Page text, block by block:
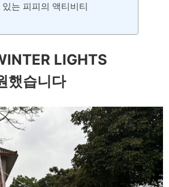
는 피피의 액티비티
LIGHTS
했습니다